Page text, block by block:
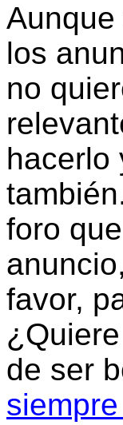
los
no
hacerlo
foro
favor,
¿Quiere
de ser